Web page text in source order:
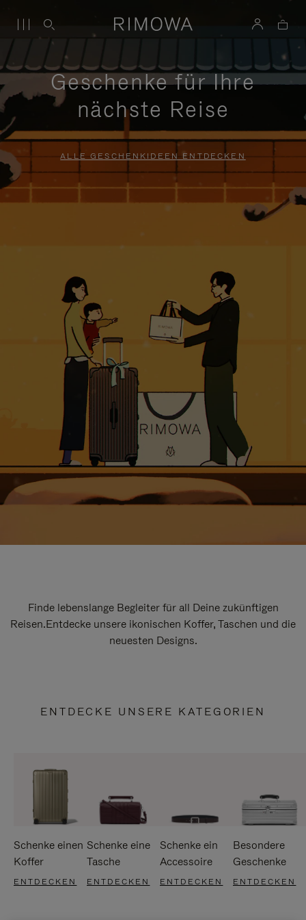
Geschenke für Ihre
nächste Reise
ALLE GESCHENKIDEEN ENTDECKEN
Finde lebenslange Begleiter für all Deine zukünftigen
Reisen.Entdecke unsere ikonischen Koffer, Taschen und die
neuesten Designs.
ENTDECKE UNSERE KATEGORIEN
Schenke einen
Koffer
ENTDECKEN
Schenke eine
Tasche
ENTDECKEN
Schenke ein
Accessoire
ENTDECKEN
Besondere
Geschenke
ENTDECKEN